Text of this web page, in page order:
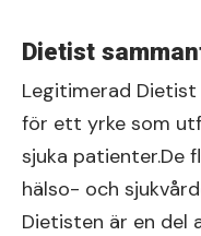
Dietist
Legitimerad
för ett yrke som
sjuka patienter.De
hälso- och
Dietisten är en del